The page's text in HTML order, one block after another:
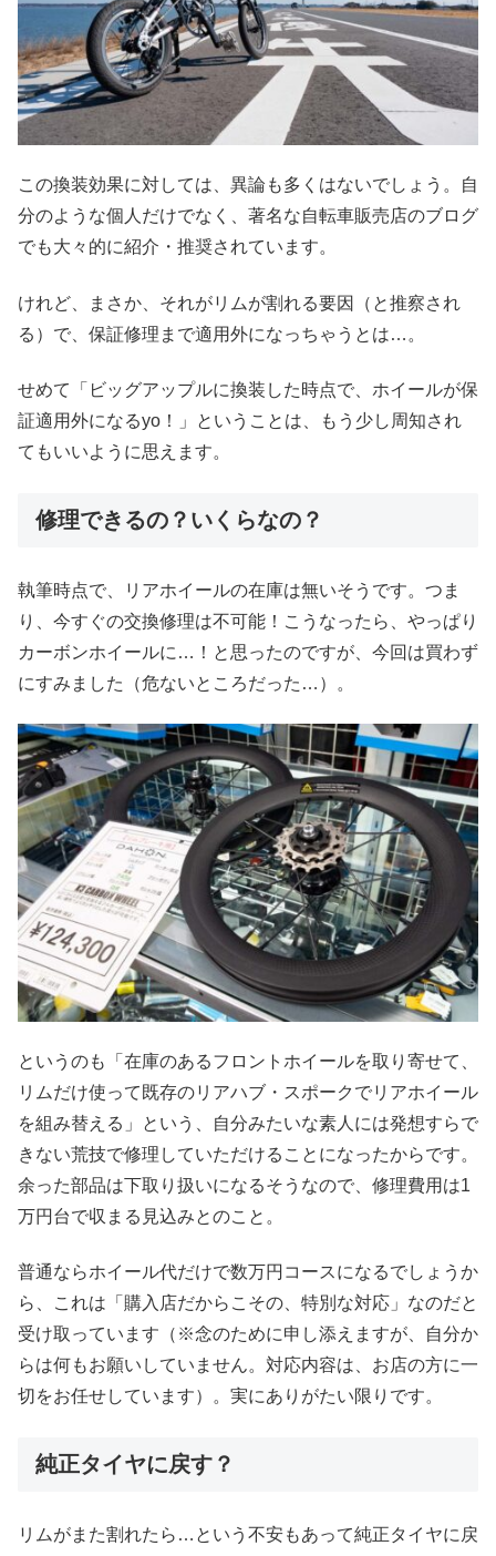
この換装効果に対しては、異論も多くはないでしょう。自
分のような個人だけでなく、著名な自転車販売店のブログ
でも大々的に紹介・推奨されています。
けれど、まさか、それがリムが割れる要因（と推察され
る）で、保証修理まで適用外になっちゃうとは…。
せめて「ビッグアップルに換装した時点で、ホイールが保
証適用外になるyo！」ということは、もう少し周知され
てもいいように思えます。
修理できるの？いくらなの？
執筆時点で、リアホイールの在庫は無いそうです。つま
り、今すぐの交換修理は不可能！こうなったら、やっぱり
カーボンホイールに…！と思ったのですが、今回は買わず
にすみました（危ないところだった…）。
というのも「在庫のあるフロントホイールを取り寄せて、
リムだけ使って既存のリアハブ・スポークでリアホイール
を組み替える」という、自分みたいな素人には発想すらで
きない荒技で修理していただけることになったからです。
余った部品は下取り扱いになるそうなので、修理費用は1
万円台で収まる見込みとのこと。
普通ならホイール代だけで数万円コースになるでしょうか
ら、これは「購入店だからこその、特別な対応」なのだと
受け取っています（※念のために申し添えますが、自分か
らは何もお願いしていません。対応内容は、お店の方に一
切をお任せしています）。実にありがたい限りです。
純正タイヤに戻す？
リムがまた割れたら…という不安もあって純正タイヤに戻